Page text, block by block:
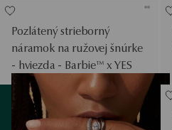
Pozlátený strieborný
náramok na ružovej šnúrke
- hviezda - Barbie™ x YES
Zobraziť produkty